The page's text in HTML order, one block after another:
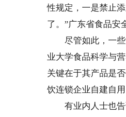
性规定，一是禁止
了。”广东省食品安
尽管如此，一些
业大学食品科学与
关键在于其产品是
饮连锁企业自建自
有业内人士也告